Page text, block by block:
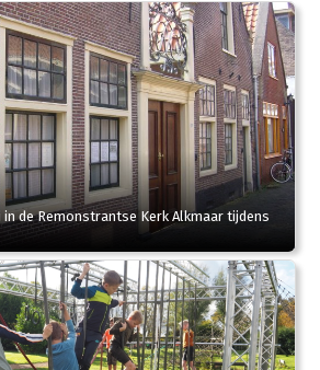
de Remonstrantse Kerk Alkmaar tijdens